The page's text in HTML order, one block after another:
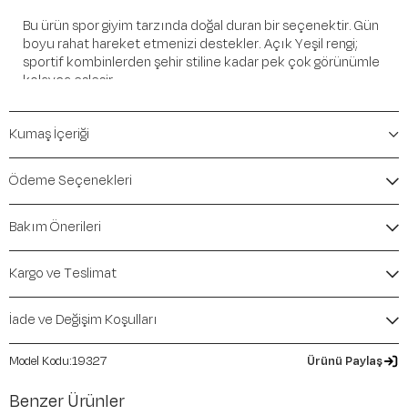
Bu ürün spor giyim tarzında doğal duran bir seçenektir. Gün
boyu rahat hareket etmenizi destekler. Açık Yeşil rengi;
sportif kombinlerden şehir stiline kadar pek çok görünümle
kolayca eşleşir.
Öne Çıkan Detaylar
Marka:Maraton
Renk:Açık Yeşil
Kalıp / Form:
Mevsim:İlkbahar-Yaz
Kumaş İçeriği
Ödeme Seçenekleri
Bakım Önerileri
Kargo ve Teslimat
İade ve Değişim Koşulları
19327 Ürünü Paylaş
Benzer Ürünler